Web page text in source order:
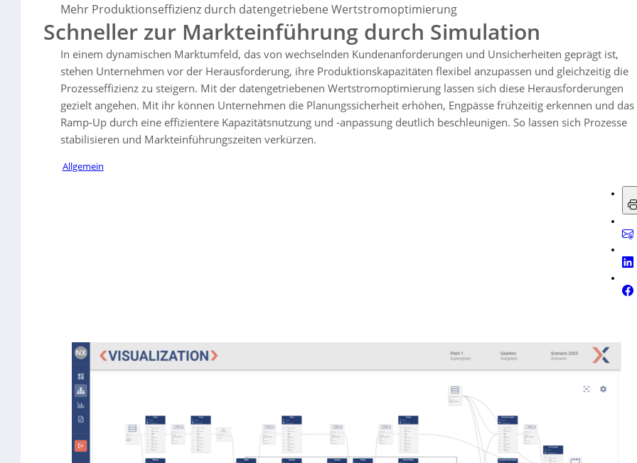
Mehr Produktionseffizienz durch datengetriebene Wertstromoptimierung
Schneller zur Markteinführung durch Simulation
In einem dynamischen Marktumfeld, das von wechselnden Kundenanforderungen und Unsicherheiten geprägt ist,
stehen Unternehmen vor der Herausforderung, ihre Produktionskapazitäten flexibel anzupassen und gleichzeitig die
Prozesseffizienz zu steigern. Mit der datengetriebenen Wertstromoptimierung lassen sich diese Herausforderungen
gezielt angehen. Mit ihr können Unternehmen die Planungssicherheit erhöhen, Engpässe frühzeitig erkennen und das
Ramp-Up durch eine effizientere Kapazitätsnutzung und -anpassung deutlich beschleunigen. So lassen sich Prozesse
stabilisieren und Markteinführungszeiten verkürzen.
Allgemein